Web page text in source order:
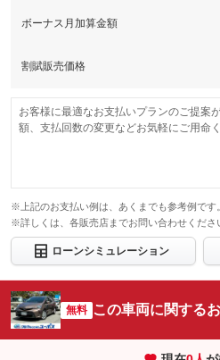
ボーナス月加算金額
割賦販売価格
お客様に最適なお支払いプランのご提案
額、支払回数の変更などお気軽にご用命く
※上記のお支払い例は、あくまでも参考例です。
※詳しくは、各販売店までお問い合わせくださ
ローンシミュレーション
無料 この車両に関する